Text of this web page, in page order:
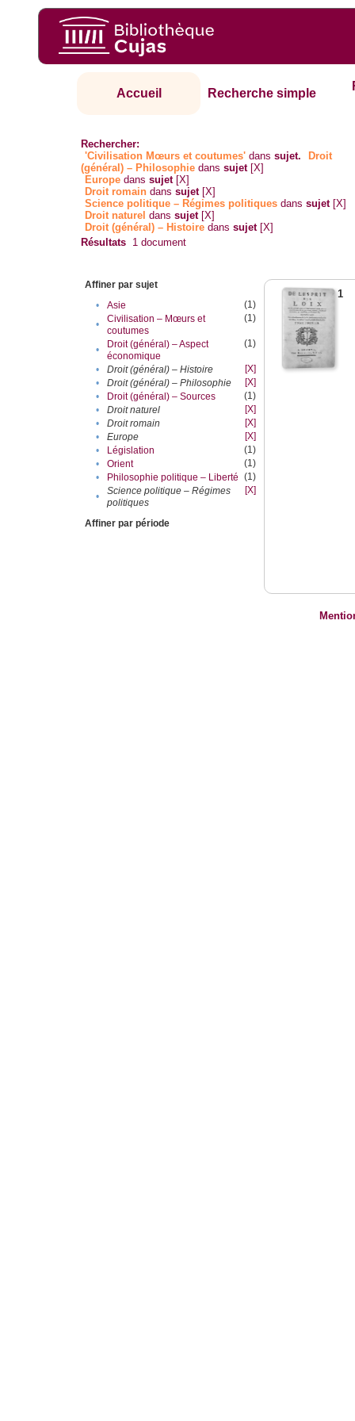
Accueil Recherche simple
Rechercher:
'Civilisation Mœurs et coutumes' danssujet.
Droit
(général) – Philosophie danssujet [X]
Europe danssujet [X]
Droit romain danssujet [X]
Science politique – Régimes politiques danssujet [X]
Droit naturel danssujet [X]
Droit (général) – Histoire danssujet [X]
Résultats 1 document
Affiner par sujet
•
Asie
(1)
•
Civilisation – Mœurs et
coutumes
(1)
•
Droit (général) – Aspect
économique
(1)
• Droit (général) – Histoire
[X]
•
Droit (général) – Philosophie
[X]
•
Droit (général) – Sources
(1)
•
Droit naturel
[X]
•
Droit romain
[X]
•
Europe
[X]
•
Législation
(1)
•
Orient
(1)
•
Philosophie politique – Liberté (1)
•
Science politique – Régimes
politiques
[X]
Affiner par période
1